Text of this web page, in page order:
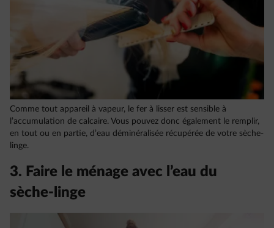
Comme tout appareil à vapeur, le fer à lisser est sensible à
l’accumulation de calcaire. Vous pouvez donc également le remplir,
en tout ou en partie, d’eau déminéralisée récupérée de votre sèche-
linge.
3. Faire le ménage avec l’eau du
sèche-linge